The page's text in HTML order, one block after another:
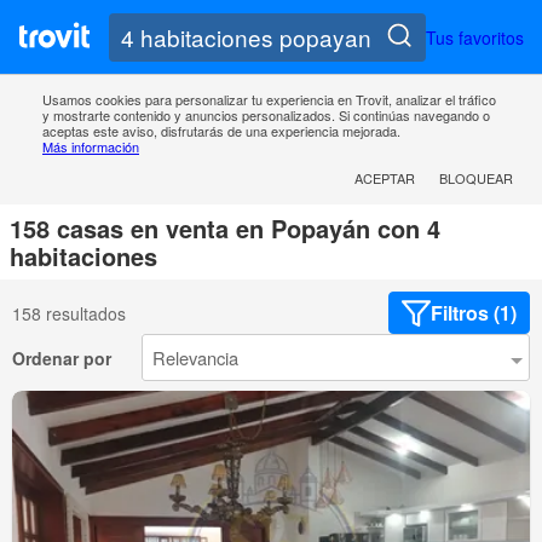
Tus favoritos
Usamos cookies para personalizar tu experiencia en Trovit, analizar el tráfico
y mostrarte contenido y anuncios personalizados. Si continúas navegando o
aceptas este aviso, disfrutarás de una experiencia mejorada.
Más información
ACEPTAR
BLOQUEAR
158 casas en venta en Popayán con 4
habitaciones
158 resultados Filtros (1)
Ordenar por